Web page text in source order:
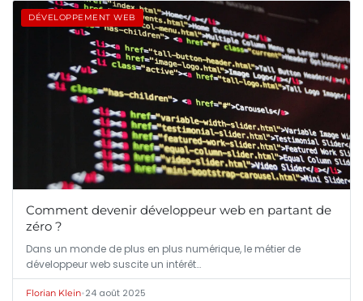
DÉVELOPPEMENT WEB
Comment devenir développeur web en partant de
zéro ?
Dans un monde de plus en plus numérique, le métier de
développeur web suscite un intérêt…
Florian Klein•24 août 2025